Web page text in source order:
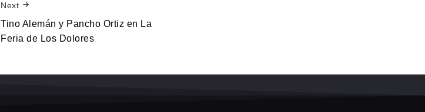
Next
Tino Alemán y Pancho Ortiz en La
Feria de Los Dolores